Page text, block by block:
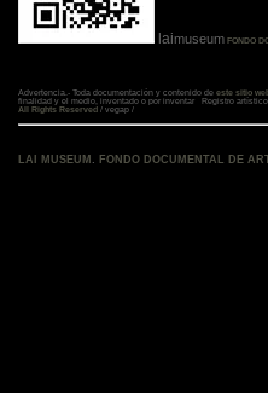
laimuseum FONDO
Advertencia.- Toda documentación y contenido de este sitio
finalidad y el medio, inventado o por inventar Registro
All Rights Reserved / vegap /
LAI MUSEUM . FONDO DOCUMENTAL DE